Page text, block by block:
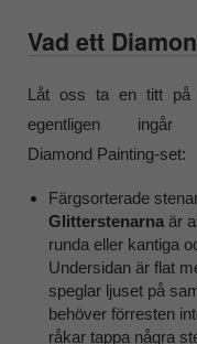
Vad ett
Låt oss ta en titt på
egentligen
Diamond Painting-set:
Färgsorterade
Glitterstenarnaär
runda eller kantiga
Undersidan är flat
speglar ljuset på
behöver förresten
råkar tappa några